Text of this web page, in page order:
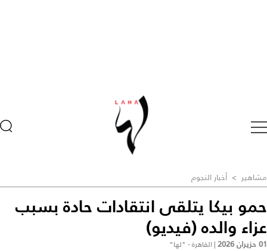
مشاهير > أخبار النجوم
حمو بيكا يتلقى انتقادات حادة بسبب
عزاء والده (فيديو)
01 حزيران 2026 | القاهرة - "لها"